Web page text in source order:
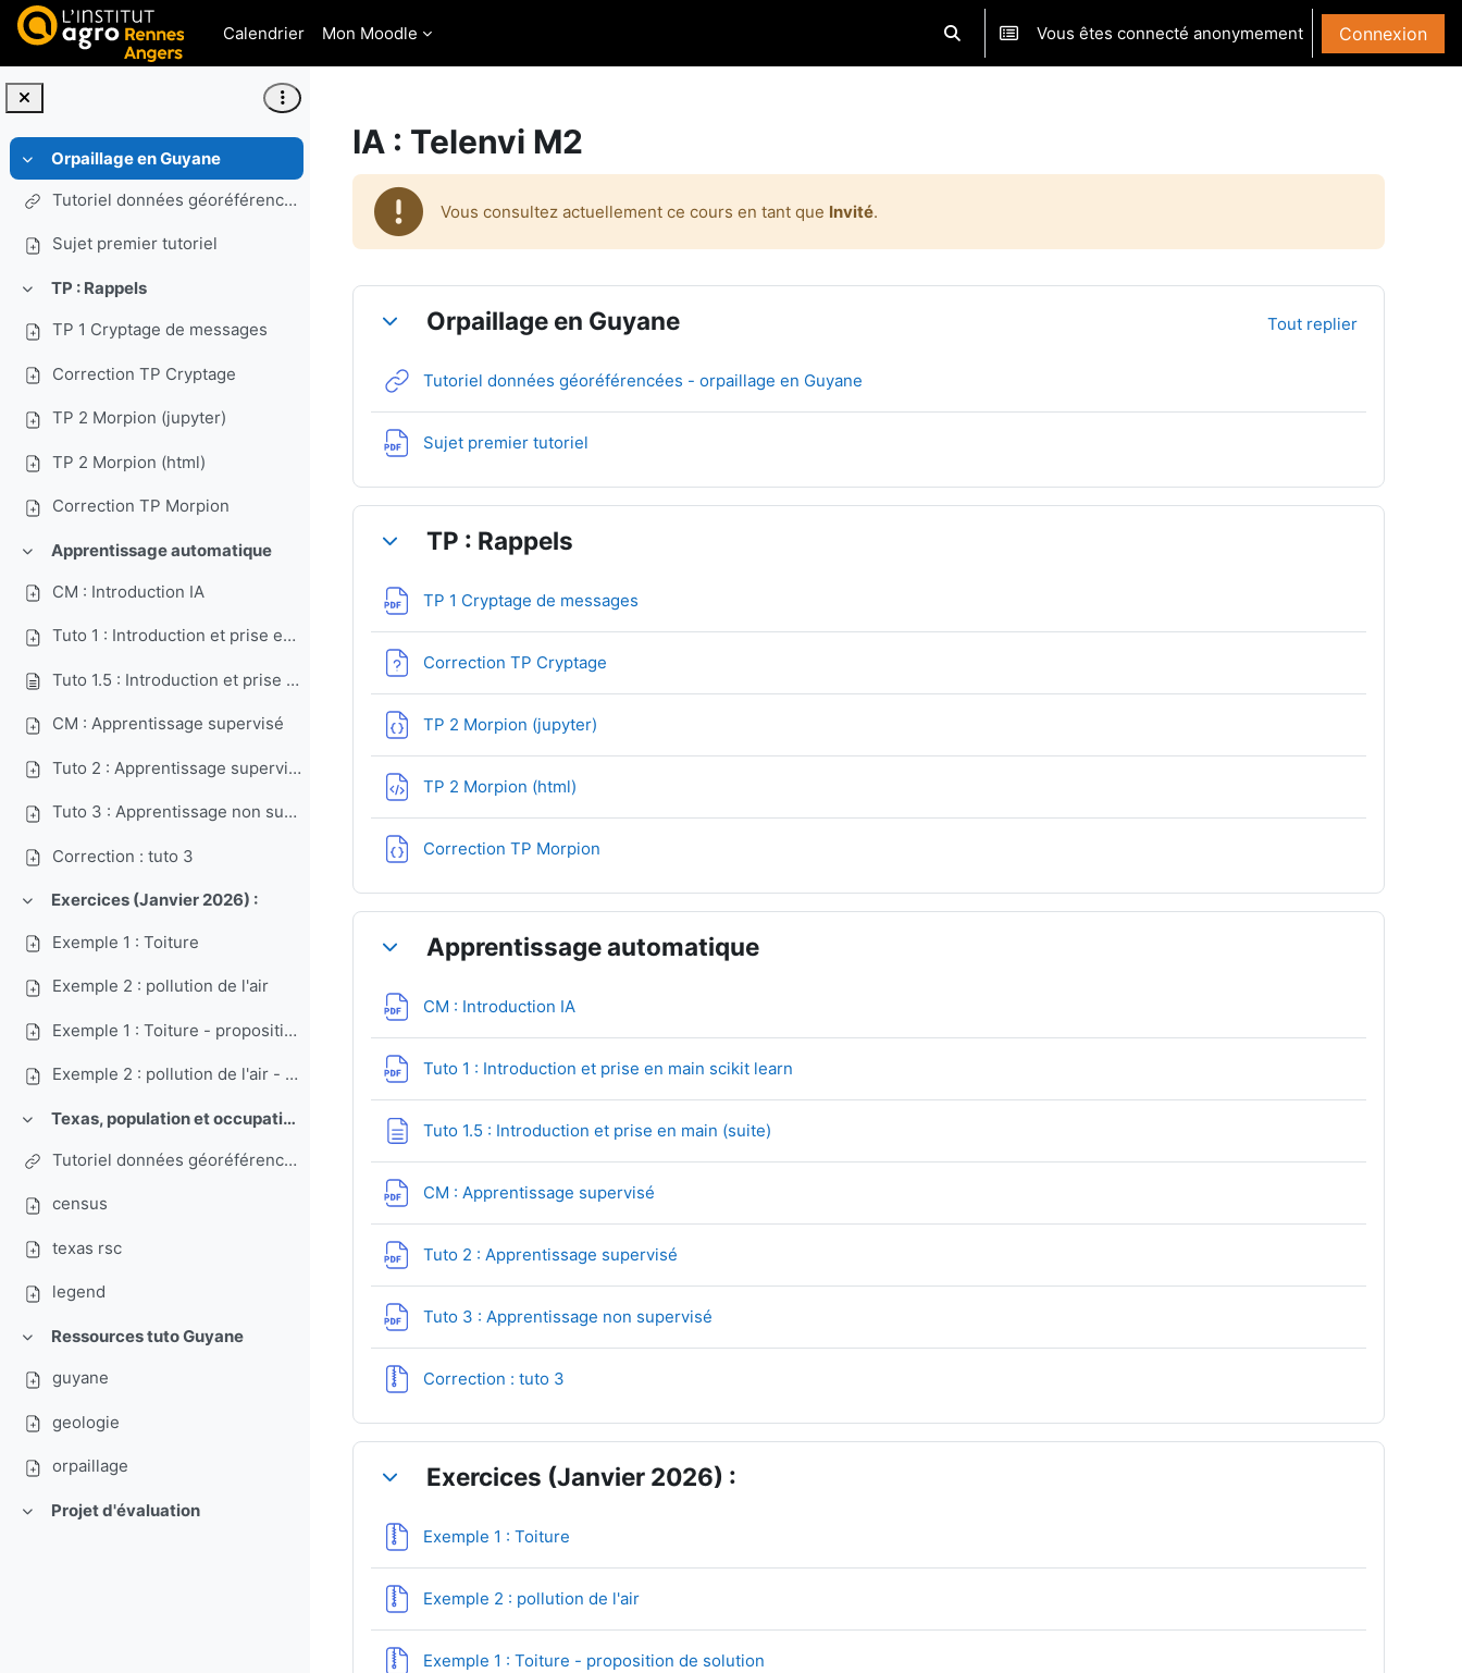
Passer au contenu principal
Calendrier
Mon Moodle Activer/désactiver la saisie de recherche
Vous êtes connecté anonymement Connexion
ReplierOrpaillage en Guyane
Tutoriel données géoréférencées - orpaillage en Guyane
Sujet premier tutoriel
ReplierTP : Rappels
TP 1 Cryptage de messages
Correction TP Cryptage
TP 2 Morpion (jupyter)
TP 2 Morpion (html)
Correction TP Morpion
ReplierApprentissage automatique
CM : Introduction IA
Tuto 1 : Introduction et prise en main scikit learn
Tuto 1.5 : Introduction et prise en main (suite)
CM : Apprentissage supervisé
Tuto 2 : Apprentissage supervisé
Tuto 3 : Apprentissage non supervisé
Correction : tuto 3
ReplierExercices (Janvier 2026) :
Exemple 1 : Toiture
Exemple 2 : pollution de l'air
Exemple 1 : Toiture - proposition de solution
Exemple 2 : pollution de l'air - proposition de solution
Replier Texas, population et occupation du sol
Tutoriel données géoréférencées 2 - Texas
census
texas rsc
legend
ReplierRessources tuto Guyane
guyane
geologie
orpaillage
ReplierProjet d'évaluation
IA : Telenvi M2
Vous consultez actuellement ce cours en tant que Invité.
Résumé de section
ReplierOrpaillage en Guyane Tout replier
Tutoriel données géoréférencées - orpaillage en Guyane
Sujet premier tutoriel
ReplierTP : Rappels
TP 1 Cryptage de messages
Correction TP Cryptage
TP 2 Morpion (jupyter)
TP 2 Morpion (html)
Correction TP Morpion
ReplierApprentissage automatique
CM : Introduction IA
Tuto 1 : Introduction et prise en main scikit learn
Tuto 1.5 : Introduction et prise en main (suite)
CM : Apprentissage supervisé
Tuto 2 : Apprentissage supervisé
Tuto 3 : Apprentissage non supervisé
Correction : tuto 3
ReplierExercices (Janvier 2026) :
Exemple 1 : Toiture
Exemple 2 : pollution de l'air
Exemple 1 : Toiture - proposition de solution